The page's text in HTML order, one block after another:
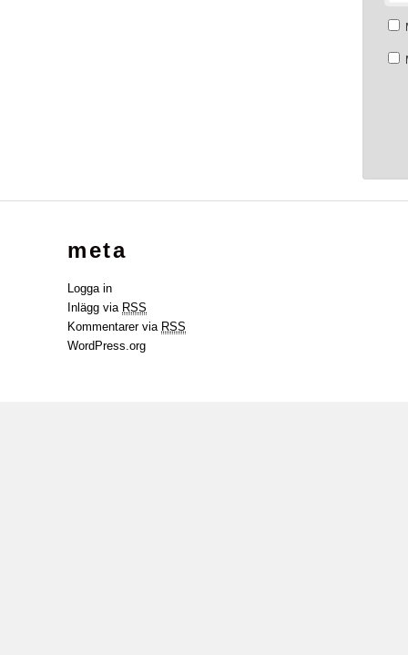
meta
Logga in
Inlägg via RSS
Kommentarer via RSS
WordPress.org